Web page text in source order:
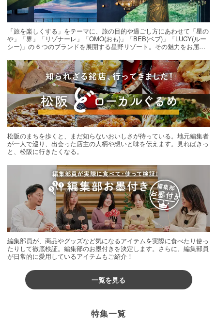
「旅を楽しくする」をテーマに、旅の目的や過ごし方にあわせて「星の
や」「界」「リゾナーレ」「OMO(おも)」「BEB(ベブ)」「LUCY(ルー
シー)」の 6 つのブランドを展開する星野リゾート。その魅力をお届け
松阪のまちを歩くと、まだ知らないおいしさが待っている。地元編集者
が一人で巡り、出会った店主の人柄や想いと味を伝えます。見ればきっ
と、松阪に行きたくなる。
編集部員が、商品やグッズなど気になるアイテムを実際に食べたり使っ
たりして徹底検証。編集部のお墨付きを決定します。さらに、編集部員
が日常的に愛用しているアイテムもご紹介！
一覧を見る
特集一覧